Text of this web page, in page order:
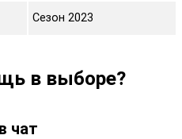
Сезон 2023
в выборе?
чат